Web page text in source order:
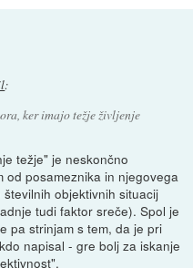
:
ker imajo težje življenje
težje" je neskončno
od posameznika in njegovega
objektivnih situacij
tudi faktor sreče). Spol je
pa strinjam s tem, da je pri
napisal - gre bolj za iskanje